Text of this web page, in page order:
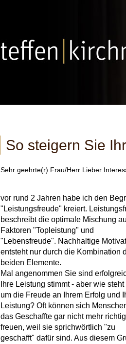
So steigern Sie
Sehr geehrte(r) Frau/Herr Lieber
vor rund 2 Jahren habe ich den
"Leistungsfreude" kreiert.
beschreibt die optimale Mischung
Faktoren "Topleistung" und
"Lebensfreude". Nachhaltige
entsteht nur durch die Kombination
beiden Elemente.
Mal angenommen Sie sind
Ihre Leistung stimmt - aber wie steht
um die Freude an Ihrem Erfolg und
Leistung? Oft können sich
das Geschaffte gar nicht mehr richtig
freuen, weil sie sprichwörtlich "zu
geschafft" dafür sind. Aus diesem